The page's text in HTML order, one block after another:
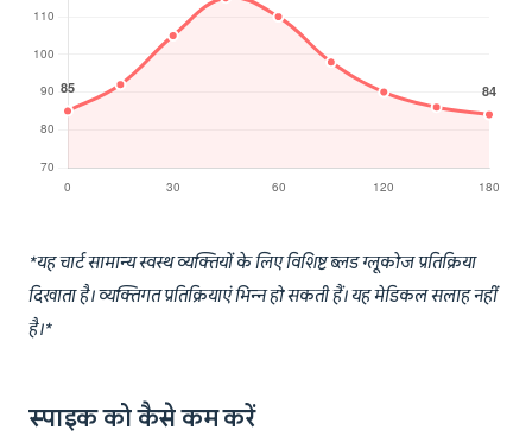
*यह चार्ट सामान्य स्वस्थ व्यक्तियों के लिए विशिष्ट ब्लड ग्लूकोज प्रतिक्रिया
दिखाता है। व्यक्तिगत प्रतिक्रियाएं भिन्न हो सकती हैं। यह मेडिकल सलाह नहीं
है।*
स्पाइक को कैसे कम करें